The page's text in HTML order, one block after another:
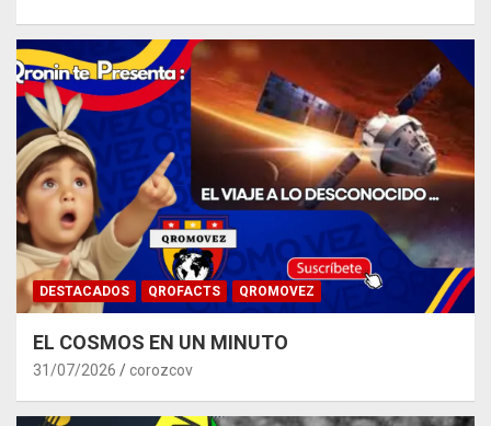
DESTACADOS QROFACTS QROMOVEZ
EL COSMOS EN UN MINUTO
31/07/2026 corozcov